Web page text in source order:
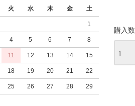
火 水 木 金 土
1
4 5 6 7 8
11 12 13 14 15
18 19 20 21 22
25 26 27 28 29
購入数